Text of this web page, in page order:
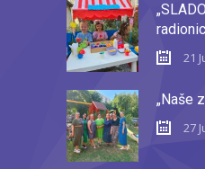
21
„Naše
27